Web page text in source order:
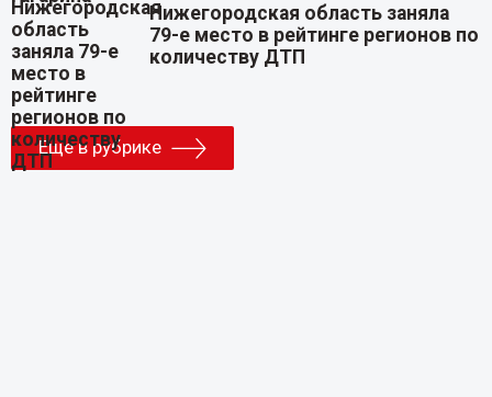
Нижегородская область заняла
79-е место в рейтинге регионов по
количеству ДТП
Еще в рубрике